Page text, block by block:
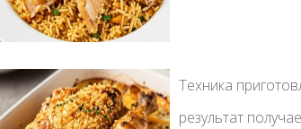
Техника
результат